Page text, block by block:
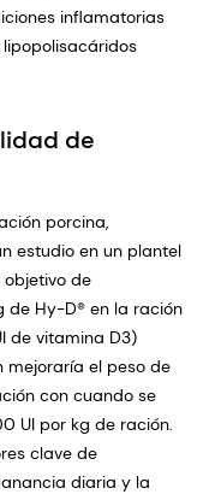
inflamatorias
de
porcina,
estudio en un plantel
de
Hy-D® en la ración
de vitamina D3)
el peso de
con cuando se
UI por kg de ración.
clave de
diaria y la